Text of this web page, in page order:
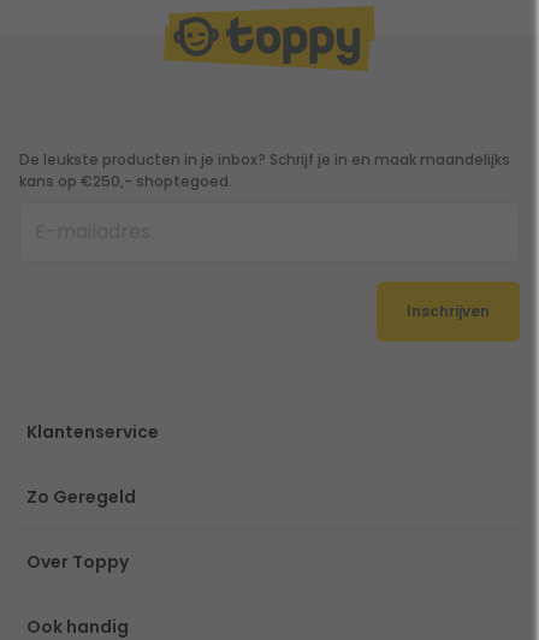
De leukste producten in je inbox? Schrijf je in en maak maandelijks
kans op €250,- shoptegoed.
Inschrijven
Klantenservice
Zo Geregeld
Over Toppy
Ook handig